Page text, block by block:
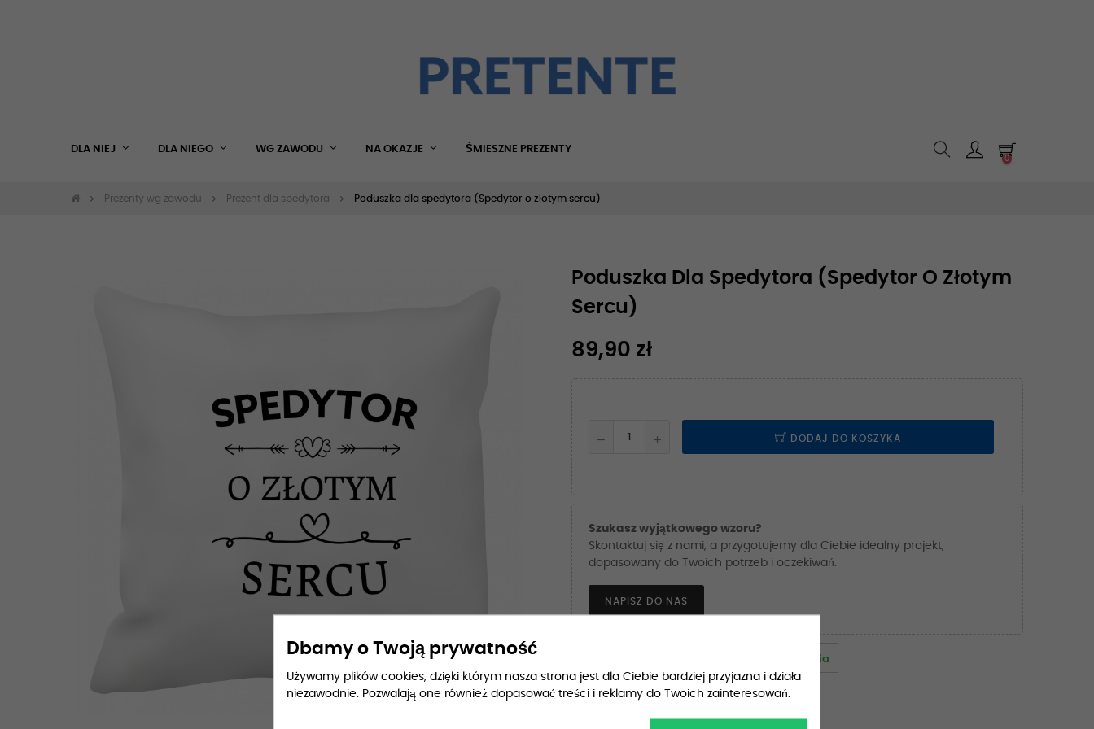
DLA NIEJ DLA NIEGO WG ZAWODU NA OKAZJE ŚMIESZNE PREZENTY
0
Prezenty wg zawodu Prezent dla spedytora Poduszka dla spedytora (Spedytor o złotym sercu)
Poduszka Dla Spedytora (Spedytor O Złotym
Sercu)
89,90 zł
DODAJ DO KOSZYKA
Szukasz wyjątkowego wzoru?
Skontaktuj się z nami, a przygotujemy dla Ciebie idealny projekt,
dopasowany do Twoich potrzeb i oczekiwań.
NAPISZ DO NAS
wtorek 11. sierpnia
Dbamy o Twoją prywatność
Używamy plików cookies, dzięki którym nasza strona jest dla Ciebie bardziej przyjazna i działa
niezawodnie. Pozwalają one również dopasować treści i reklamy do Twoich zainteresowań.